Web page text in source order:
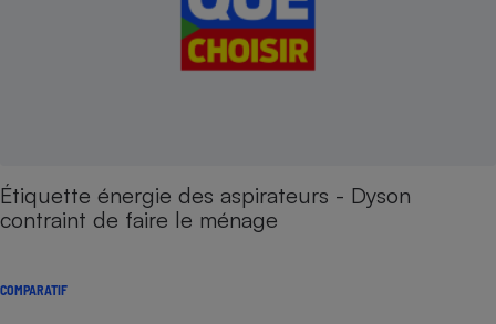
Étiquette énergie des aspirateurs - Dyson
contraint de faire le ménage
COMPARATIF